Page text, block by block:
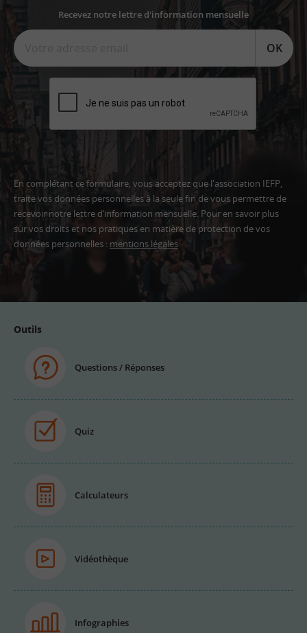
Recevez notre lettre d'information mensuelle
OK
En complétant ce formulaire, vous acceptez que l'association IEFP,
traite vos données personnelles à la seule fin de vous permettre de
recevoir notre lettre d’information mensuelle. Pour en savoir plus
sur vos droits et nos pratiques en matière de protection de vos
données personnelles : mentions légales
Adresse
Outils
Questions / Réponses
Quiz
Calculateurs
Vidéothèque
Infographies